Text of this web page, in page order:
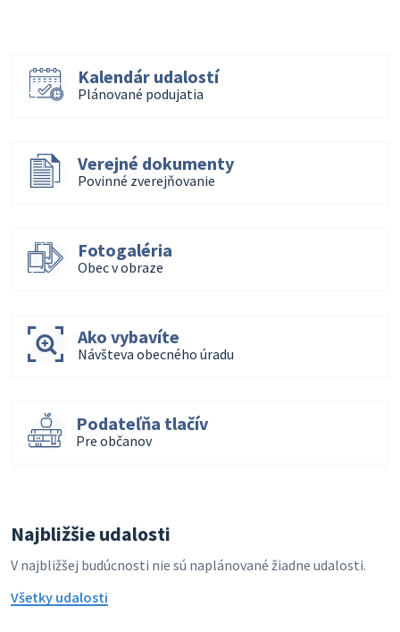
Kalendár udalostí
Plánované podujatia
Verejné dokumenty
Povinné zverejňovanie
Fotogaléria
Obec v obraze
Ako vybavíte
Návšteva obecného úradu
Podateľňa tlačív
Pre občanov
Najbližšie udalosti
V najbližšej budúcnosti nie sú naplánované žiadne udalosti.
Všetky udalosti